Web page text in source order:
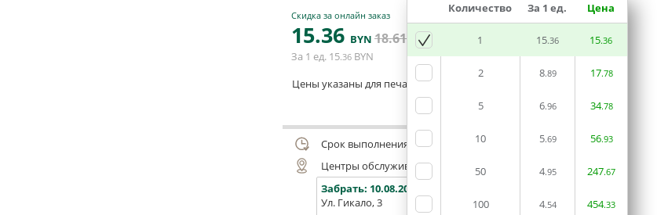
Количество За 1 ед. Цена
1 15.36 15.36
2 8.89 17.78
5 6.96 34.78
10 5.69 56.93
50 4.95 247.67
100 4.54 454.33
Скидка за онлайн заказ
15.36 BYN 18.61
BYN
За 1 ед. 15.36 BYN
В КОРЗИНУ
Цены указаны для печати из готового макета
Оставить комментарий
Срок выполнения заказа (до 200 руб.):
48 часов
Центры обслуживания, самовывоз
Забрать: 10.08.2026
Ул. Гикало, 3
Ул. Б. Хмельницкого, 7